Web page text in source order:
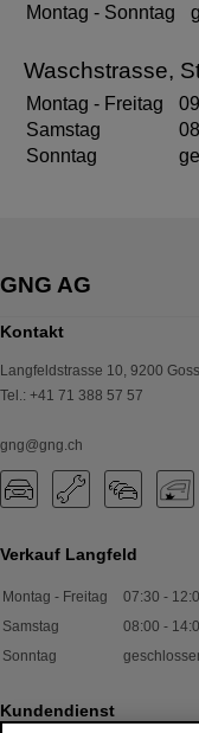
Montag - Sonntag
Waschstrasse,
Montag - Freitag
Samstag
Sonntag
Kontakt
Langfeldstrasse 10, 9200
Tel.: +41 71 388 57 57
gng@gng.ch
Verkauf Langfeld
Montag - Freitag 07:30 -
Samstag
08:00 -
Sonntag
Kundendienst